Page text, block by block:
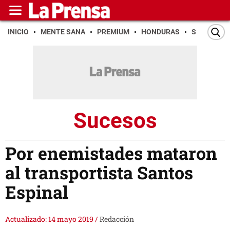
INICIO MENTE SANA PREMIUM HONDURAS SAN PEDRO
Sucesos
Por enemistades mataron
al transportista Santos
Espinal
Actualizado: 14 mayo 2019 /Redacción